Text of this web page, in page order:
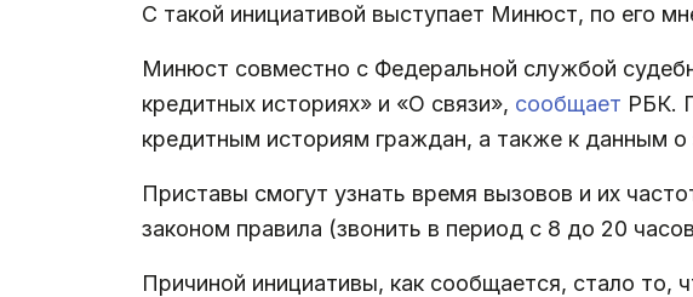
С такой инициативой выступает Минюст, по его
Минюст совместно с Федеральной службой
кредитных историях» и «О связи», сообщает РБК.
кредитным историям граждан, а также к данным о
Приставы смогут узнать время вызовов и их
законом правила (звонить в период с 8 до 20
Причиной инициативы, как сообщается, стало то,